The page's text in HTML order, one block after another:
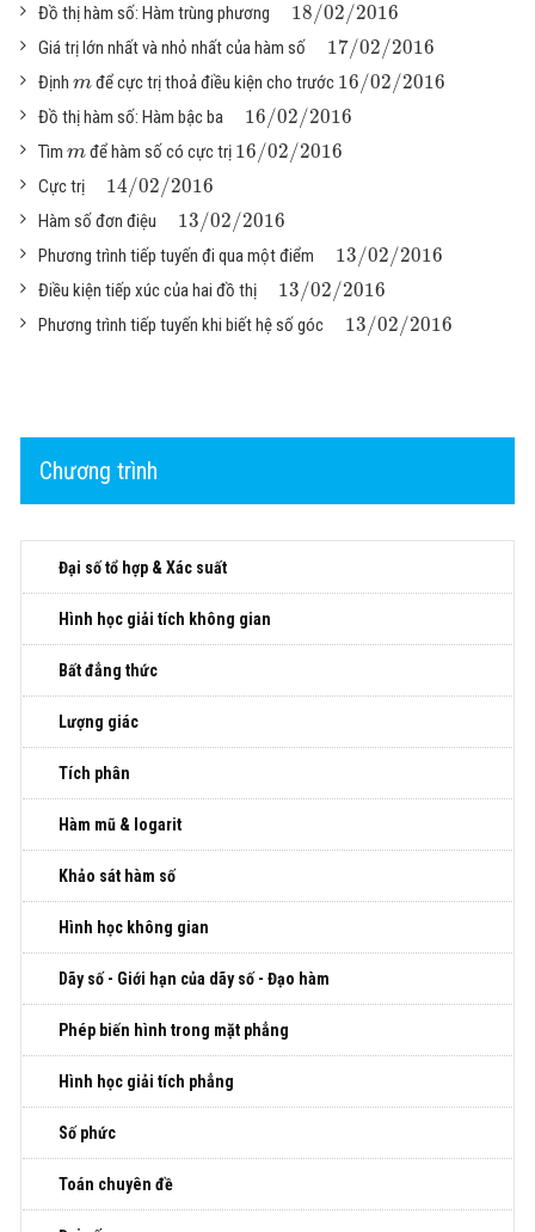
Đồ thị hàm số: Hàm trùng phương 18/02/2016
Giá trị lớn nhất và nhỏ nhất của hàm số 17/02/2016
Định mđể cực trị thoả điều kiện cho trước 16/02/2016
Đồ thị hàm số: Hàm bậc ba 16/02/2016
Tìm mđể hàm số có cực trị 16/02/2016
Cực trị 14/02/2016
Hàm số đơn điệu 13/02/2016
Phương trình tiếp tuyến đi qua một điểm 13/02/2016
Điều kiện tiếp xúc của hai đồ thị 13/02/2016
Phương trình tiếp tuyến khi biết hệ số góc 13/02/2016
Chương trình
Đại số tổ hợp & Xác suất
Hình học giải tích không gian
Bất đẳng thức
Lượng giác
Tích phân
Hàm mũ & logarit
Khảo sát hàm số
Hình học không gian
Dãy số - Giới hạn của dãy số - Đạo hàm
Phép biến hình trong mặt phẳng
Hình học giải tích phẳng
Số phức
Toán chuyên đề